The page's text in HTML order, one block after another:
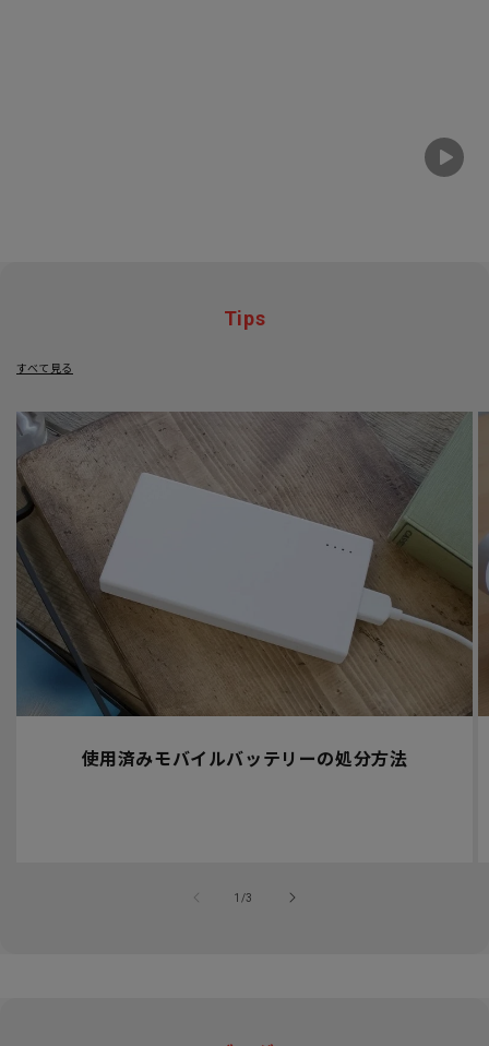
Tips
すべて見る
使用済みモバイルバッテリーの処分方法
1 /
の3